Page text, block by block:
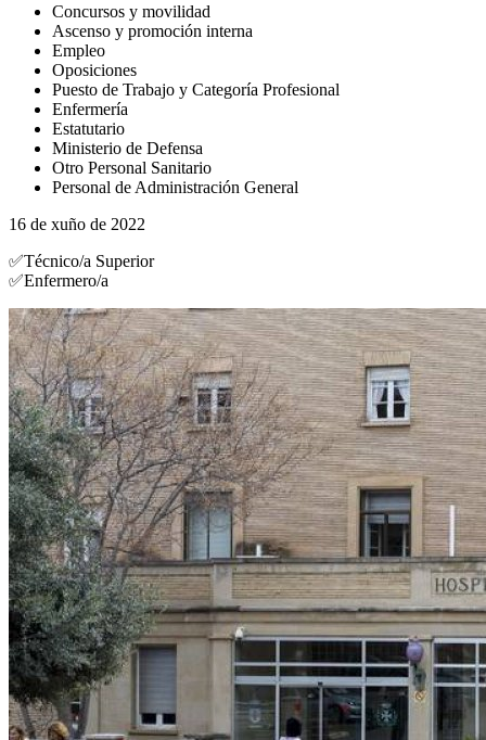
Concursos y movilidad
Ascenso y promoción interna
Empleo
Oposiciones
Puesto de Trabajo y Categoría Profesional
Enfermería
Estatutario
Ministerio de Defensa
Otro Personal Sanitario
Personal de Administración General
16 de xuño de 2022
✅Técnico/a Superior
✅Enfermero/a